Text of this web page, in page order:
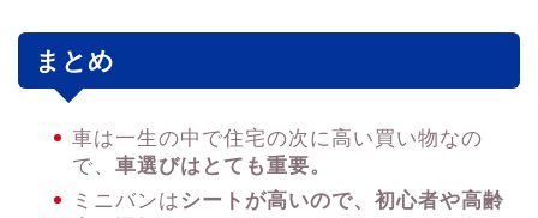
まとめ
車は一生の中で住宅の次に高い買い物なの
で、 車選びはとても重要。
ミニバンは シートが高いので、初心者や高齢